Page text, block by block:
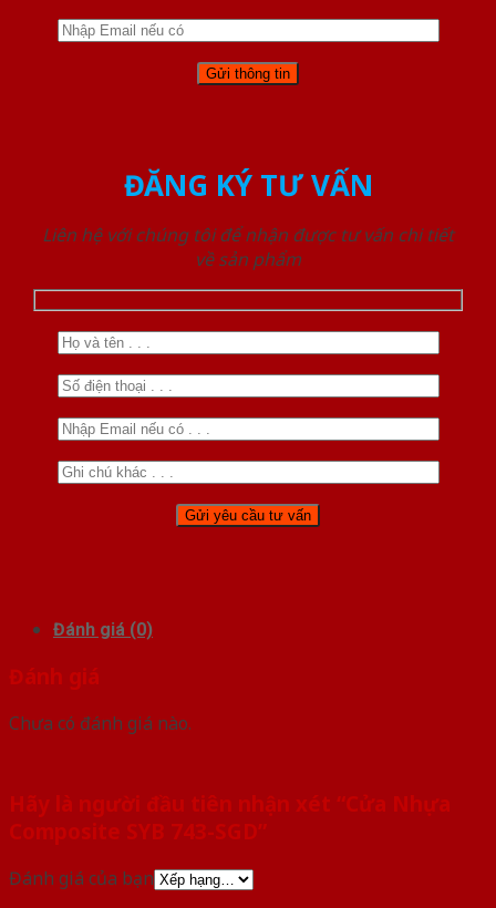
ĐĂNG KÝ TƯ VẤN
Liên hệ với chúng tôi để nhận được tư vấn chi tiết
về sản phẩm
Đánh giá (0)
Đánh giá
Chưa có đánh giá nào.
Hãy là người đầu tiên nhận xét “Cửa Nhựa
Composite SYB 743-SGD”
Đánh giá của bạn